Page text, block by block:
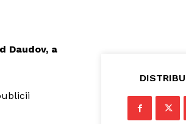
Daudov, a